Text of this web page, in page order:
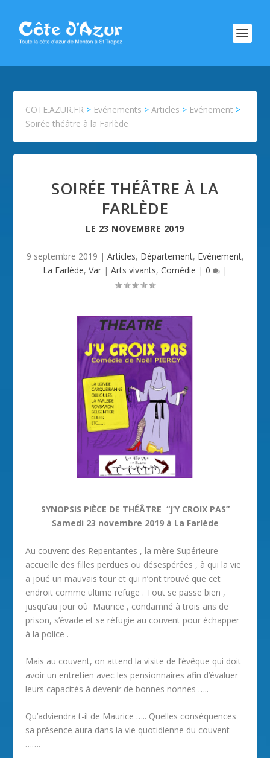
COTE.AZUR.FR > Evénements >Articles > Evénement >
Soirée théâtre à la Farlède
SOIRÉE THÉÂTRE À LA
FARLÈDE
LE 23 NOVEMBRE 2019
9 septembre 2019 | Articles, Département, Evénement,
La Farlède, Var | Arts vivants, Comédie | 0 |
SYNOPSIS PIÈCE DE THÉÂTRE “J’Y CROIX PAS”
Samedi 23 novembre 2019 à La Farlède
Au couvent des Repentantes , la mère Supérieure
accueille des filles perdues ou désespérées , à qui la vie
a joué un mauvais tour et qui n’ont trouvé que cet
endroit comme ultime refuge . Tout se passe bien ,
jusqu’au jour où Maurice , condamné à trois ans de
prison, s’évade et se réfugie au couvent pour échapper
à la police .
Mais au couvent, on attend la visite de l’évêque qui doit
avoir un entretien avec les pensionnaires afin d’évaluer
leurs capacités à devenir de bonnes nonnes …..
Qu’adviendra t-il de Maurice ….. Quelles conséquences
sa présence aura dans la vie quotidienne du couvent
…….